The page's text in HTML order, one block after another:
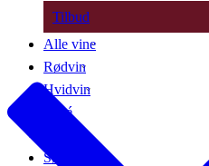
Tilbud
Alle vine
Rødvin
Hvidvin
Rosé
Søde vine